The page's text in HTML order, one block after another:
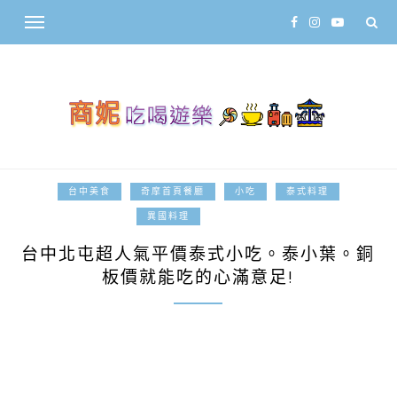
台中美食 奇摩首頁餐廳 小吃 泰式料理
異國料理
台中北屯超人氣平價泰式小吃。泰小葉。銅
板價就能吃的心滿意足!